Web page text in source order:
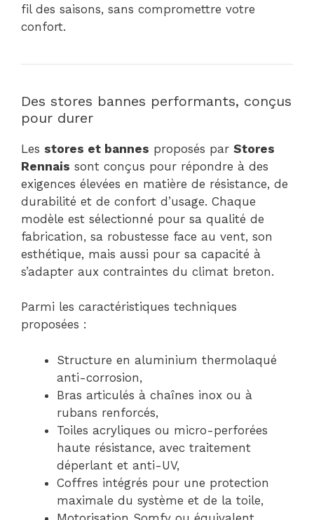
fil des saisons, sans compromettre votre
confort.
Des stores bannes performants, conçus
pour durer
Les stores et bannes proposés par Stores
Rennais sont conçus pour répondre à des
exigences élevées en matière de résistance, de
durabilité et de confort d’usage. Chaque
modèle est sélectionné pour sa qualité de
fabrication, sa robustesse face au vent, son
esthétique, mais aussi pour sa capacité à
s’adapter aux contraintes du climat breton.
Parmi les caractéristiques techniques
proposées :
Structure en aluminium thermolaqué
anti-corrosion,
Bras articulés à chaînes inox ou à
rubans renforcés,
Toiles acryliques ou micro-perforées
haute résistance, avec traitement
déperlant et anti-UV,
Coffres intégrés pour une protection
maximale du système et de la toile,